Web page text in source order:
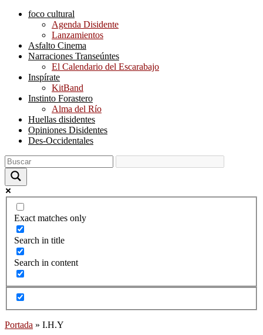
foco cultural
Agenda Disidente
Lanzamientos
Asfalto Cinema
Narraciones Transeúntes
El Calendario del Escarabajo
Inspírate
KitBand
Instinto Forastero
Alma del Río
Huellas disidentes
Opiniones Disidentes
Des-Occidentales
Exact matches only
Search in title
Search in content
Portada » I.H.Y